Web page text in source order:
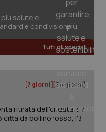
salute e
e condivisione
Tutti gli speciali
[7 giorni] [30 giorni]
ritirata dell'ondata: il 7
da bollino rosso, l'8
www.quotidianosanita.it